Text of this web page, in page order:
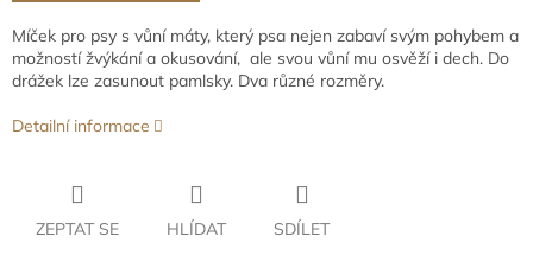
Míček pro psy s vůní máty, který psa nejen zabaví svým pohybem a
možností žvýkání a okusování, ale svou vůní mu osvěží i dech. Do
drážek lze zasunout pamlsky. Dva různé rozměry.
Detailní informace
ZEPTAT SE HLÍDAT SDÍLET